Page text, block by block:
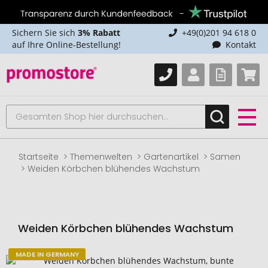
Sichern Sie sich 3% Rabatt
auf Ihre Online-Bestellung!
+49(0)201 94 618 0
Kontakt
Startseite Themenwelten Gartenartikel
Samen
Weiden Körbchen blühendes Wachstum
Weiden Körbchen blühendes Wachstum
Zum
MADE IN GERMANY